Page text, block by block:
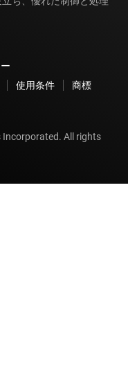
使用条件
商標
Incorporated. All rights